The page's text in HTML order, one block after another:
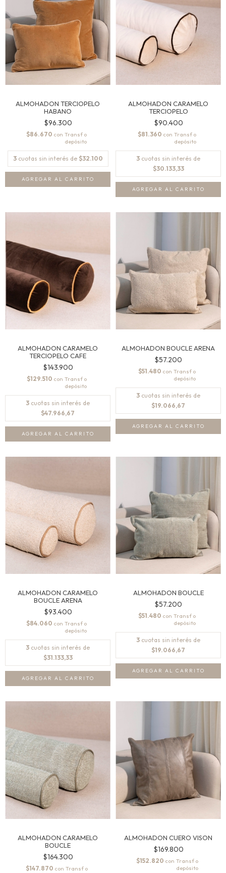
ALMOHADON TERCIOPELO
HABANO
$96.300
$86.670 con
3 cuotas sin interés de $32.100
AGREGAR AL CARRITO
ALMOHADON CARAMELO
TERCIOPELO
$90.400
$81.360 con
3 cuotas sin interés de
$30.133,33
AGREGAR AL CARRITO
ALMOHADON CARAMELO
TERCIOPELO CAFE
$143.900
$129.510 con
3 cuotas sin interés de
$47.966,67
AGREGAR AL CARRITO
ALMOHADON BOUCLE ARENA
$57.200
$51.480 con
3 cuotas sin interés de
$19.066,67
AGREGAR AL CARRITO
ALMOHADON CARAMELO
BOUCLE ARENA
$93.400
$84.060 con
3 cuotas sin interés de
$31.133,33
AGREGAR AL CARRITO
ALMOHADON BOUCLE
$57.200
$51.480 con
3 cuotas sin interés de
$19.066,67
AGREGAR AL CARRITO
ALMOHADON CARAMELO
BOUCLE
$164.300
$147.870 con
ALMOHADON CUERO VISON
$169.800
$152.820 con